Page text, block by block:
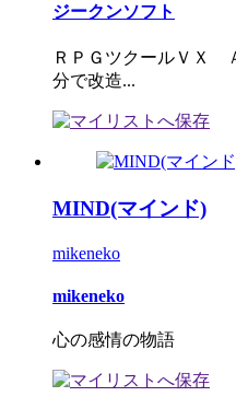
ジークンソフト
ＲＰＧツクールＶＸ
分で改造...
MIND(マインド)
mikeneko
mikeneko
心の感情の物語